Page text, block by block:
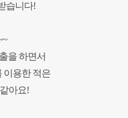
습니다!
을 하면서
이용한 적은
아요!